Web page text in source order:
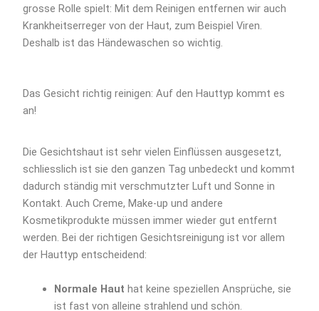
grosse Rolle spielt: Mit dem Reinigen entfernen wir auch
Krankheitserreger von der Haut, zum Beispiel Viren.
Deshalb ist das Händewaschen so wichtig.
Das Gesicht richtig reinigen: Auf den Hauttyp kommt es
an!
Die Gesichtshaut ist sehr vielen Einflüssen ausgesetzt,
schliesslich ist sie den ganzen Tag unbedeckt und kommt
dadurch ständig mit verschmutzter Luft und Sonne in
Kontakt. Auch Creme, Make-up und andere
Kosmetikprodukte müssen immer wieder gut entfernt
werden. Bei der richtigen Gesichtsreinigung ist vor allem
der Hauttyp entscheidend:
Normale Haut hat keine speziellen Ansprüche, sie
ist fast von alleine strahlend und schön.